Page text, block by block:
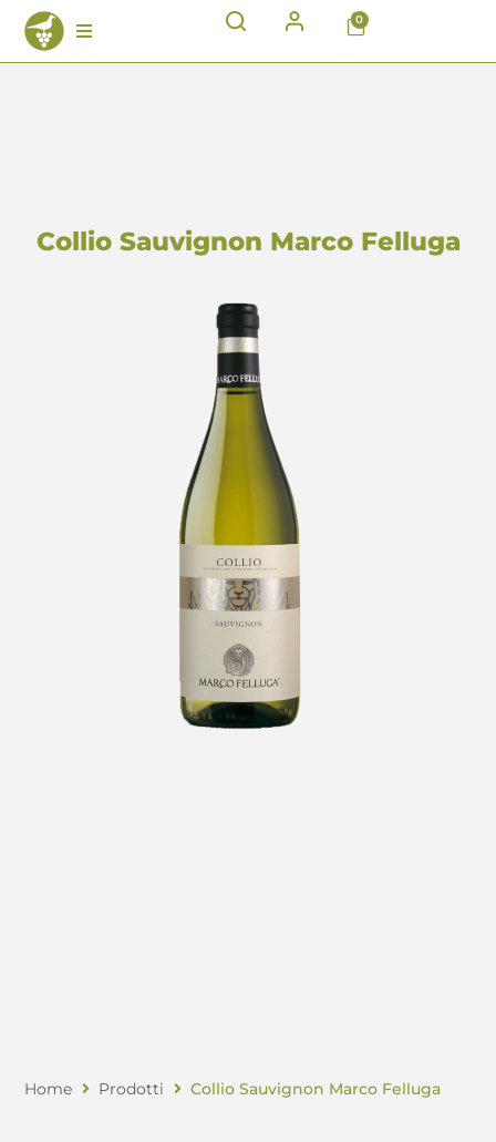
0
Collio Sauvignon Marco Felluga
Home Prodotti Collio Sauvignon Marco Felluga